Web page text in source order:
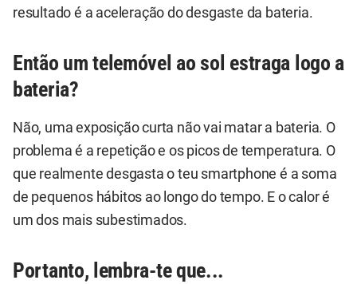
resultado é a aceleração do desgaste da bateria.
Então um telemóvel ao sol estraga logo a
bateria?
Não, uma exposição curta não vai matar a bateria. O
problema é a repetição e os picos de temperatura. O
que realmente desgasta o teu smartphone é a soma
de pequenos hábitos ao longo do tempo. E o calor é
um dos mais subestimados.
Portanto, lembra-te que...